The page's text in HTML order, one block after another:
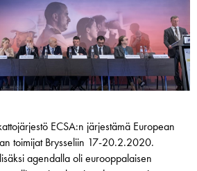
ECSA:n järjestämä European
toimijat Brysseliin 17-20.2.2020.
agendalla oli eurooppalaisen